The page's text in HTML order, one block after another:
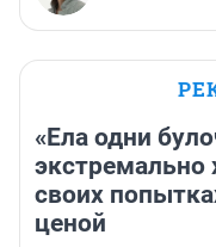
«Ела одни
своих
ценой